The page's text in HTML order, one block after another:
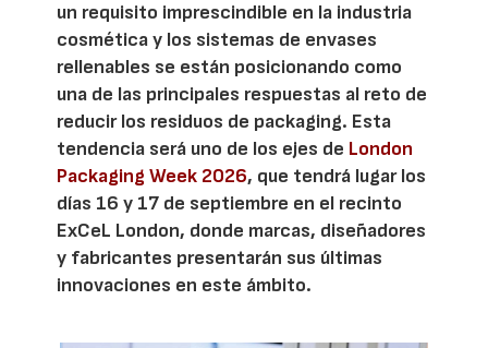
un requisito imprescindible en la industria
cosmética y los sistemas de envases
rellenables se están posicionando como
una de las principales respuestas al reto de
reducir los residuos de packaging. Esta
tendencia será uno de los ejes de London
Packaging Week 2026, que tendrá lugar los
días 16 y 17 de septiembre en el recinto
ExCeL London, donde marcas, diseñadores
y fabricantes presentarán sus últimas
innovaciones en este ámbito.